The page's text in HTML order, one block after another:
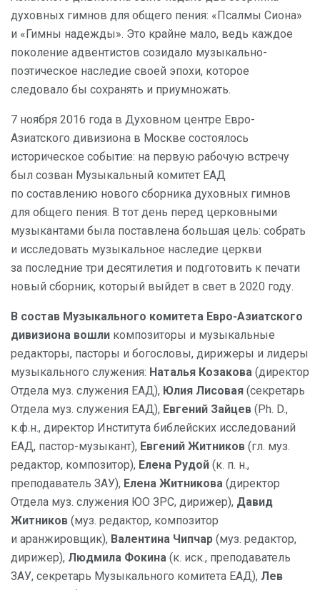
духовных гимнов для общего пения: «Псалмы Сиона»
и «Гимны надежды». Это крайне мало, ведь каждое
поколение адвентистов созидало музыкально-
поэтическое наследие своей эпохи, которое
следовало бы сохранять и приумножать.
7 ноября 2016 года в Духовном центре Евро-
Азиатского дивизиона в Москве состоялось
историческое событие: на первую рабочую встречу
был созван Музыкальный комитет ЕАД
по составлению нового сборника духовных гимнов
для общего пения. В тот день перед церковными
музыкантами была поставлена большая цель: собрать
и исследовать музыкальное наследие церкви
за последние три десятилетия и подготовить к печати
новый сборник, который выйдет в свет в 2020 году.
В состав Музыкального комитета Евро-Азиатского
дивизиона вошли композиторы и музыкальные
редакторы, пасторы и богословы, дирижеры и лидеры
музыкального служения: Наталья Козакова (директор
Отдела муз. служения ЕАД), Юлия Лисовая (секретарь
Отдела муз. служения ЕАД), Евгений Зайцев (Ph. D.,
к.ф.н., директор Института библейских исследований
ЕАД, пастор-музыкант), Евгений Житников (гл. муз.
редактор, композитор), Елена Рудой (к. п. н.,
преподаватель ЗАУ), Елена Житникова (директор
Отдела муз. служения ЮО ЗРС, дирижер), Давид
Житников (муз. редактор, композитор
и аранжировщик), Валентина Чипчар (муз. редактор,
дирижер), Людмила Фокина (к. иск., преподаватель
ЗАУ, секретарь Музыкального комитета ЕАД), Лев